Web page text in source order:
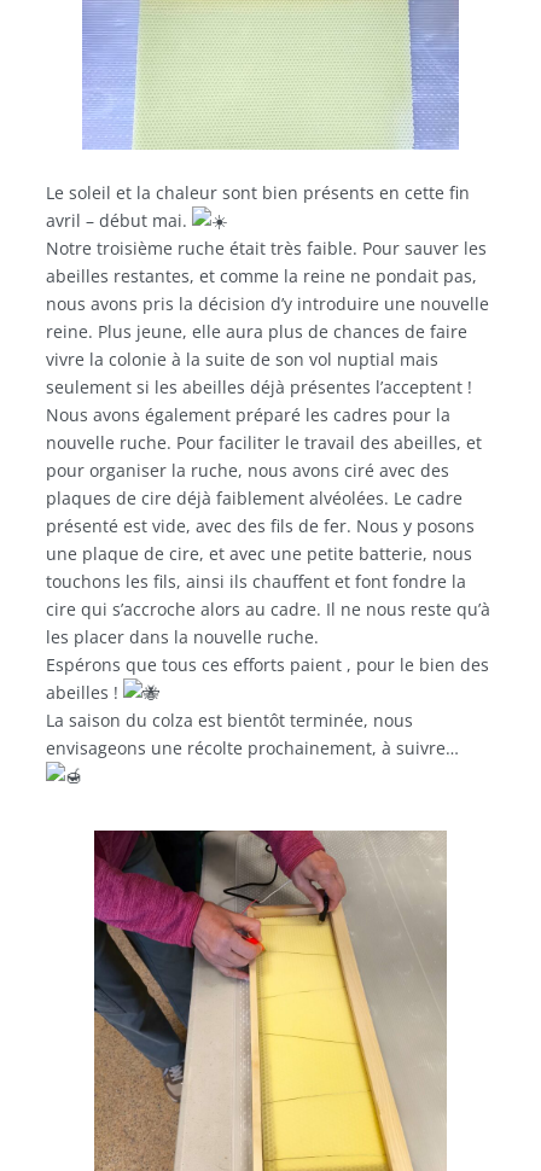
Le soleil et la chaleur sont bien présents en cette fin
avril – début mai.
Notre troisième ruche était très faible. Pour sauver les
abeilles restantes, et comme la reine ne pondait pas,
nous avons pris la décision d’y introduire une nouvelle
reine. Plus jeune, elle aura plus de chances de faire
vivre la colonie à la suite de son vol nuptial mais
seulement si les abeilles déjà présentes l’acceptent !
Nous avons également préparé les cadres pour la
nouvelle ruche. Pour faciliter le travail des abeilles, et
pour organiser la ruche, nous avons ciré avec des
plaques de cire déjà faiblement alvéolées. Le cadre
présenté est vide, avec des fils de fer. Nous y posons
une plaque de cire, et avec une petite batterie, nous
touchons les fils, ainsi ils chauffent et font fondre la
cire qui s’accroche alors au cadre. Il ne nous reste qu’à
les placer dans la nouvelle ruche.
Espérons que tous ces efforts paient , pour le bien des
abeilles !
La saison du colza est bientôt terminée, nous
envisageons une récolte prochainement, à suivre…